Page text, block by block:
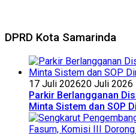
DPRD Kota Samarinda
17 Juli 202620 Juli 2026
Parkir Berlangganan
Minta Sistem dan SOP